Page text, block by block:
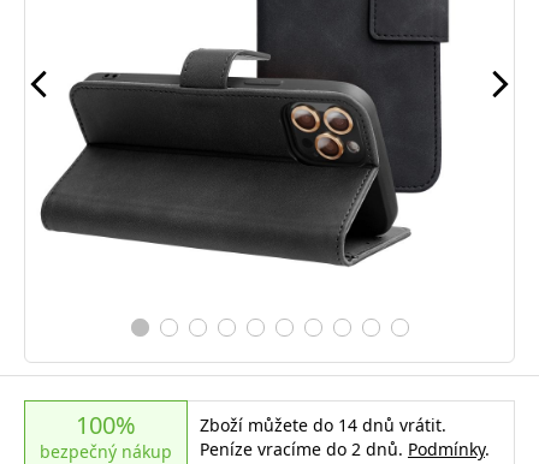
100%
bezpečný nákup
Zboží můžete do 14 dnů vrátit.
Peníze vracíme do 2 dnů. Podmínky.